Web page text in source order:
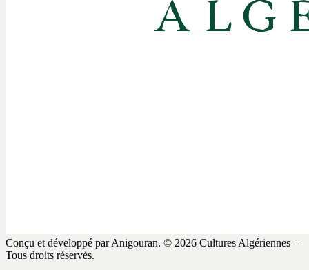
Conçu et développé par Anigouran. © 2026 Cultures Algériennes –
Tous droits réservés.